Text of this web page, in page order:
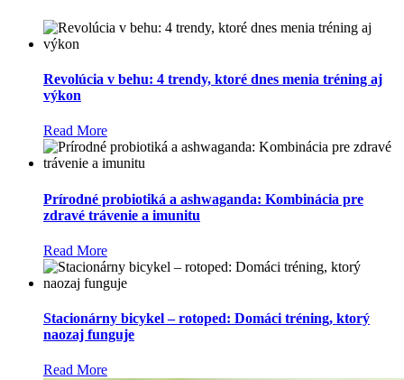
Revolúcia v behu: 4 trendy, ktoré dnes menia tréning aj
výkon
Read More
Prírodné probiotiká a ashwaganda: Kombinácia pre
zdravé trávenie a imunitu
Read More
Stacionárny bicykel – rotoped: Domáci tréning, ktorý
naozaj funguje
Read More